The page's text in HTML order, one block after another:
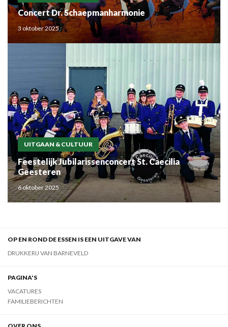
Concert Dr. Schaepmanharmonie
3 oktober 2025
UITGAAN & CULTUUR
Feestelijk Jubilarissenconcert St. Caecilia
Geesteren
6 oktober 2025
OP EN ROND DE ESSEN IS EEN UITGAVE VAN
DRUKKERIJ VAN BARNEVELD
PAGINA'S
VACATURES
FAMILIEBERICHTEN